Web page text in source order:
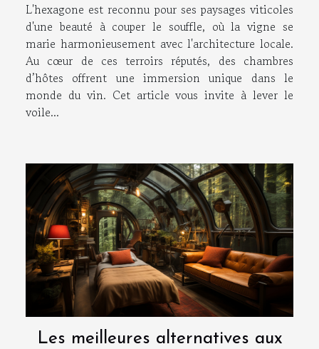
L'hexagone est reconnu pour ses paysages viticoles
d'une beauté à couper le souffle, où la vigne se
marie harmonieusement avec l'architecture locale.
Au cœur de ces terroirs réputés, des chambres
d’hôtes offrent une immersion unique dans le
monde du vin. Cet article vous invite à lever le
voile...
Les meilleures alternatives aux